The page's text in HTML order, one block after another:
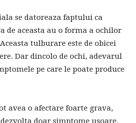
se datoreaza faptului ca
de aceasta au o forma a ochilor
tulburare este de obicei
Dar dincolo de ochi, adevarul
pe care le poate produce
avea o afectare foarte grava,